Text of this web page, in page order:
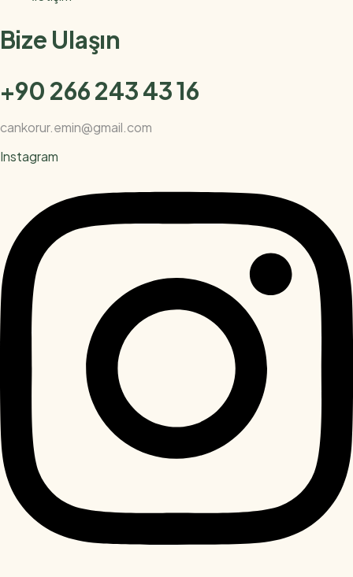
Bize Ulaşın
+90 266 243 43 16
cankorur.emin@gmail.com
Instagram